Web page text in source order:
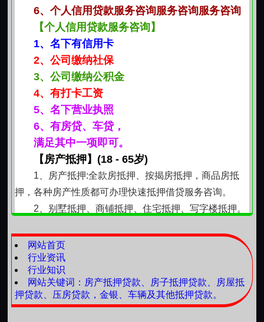
所有涉及的材料类型、登记要求、周期节点，均以
乌鲁木齐现行规范为基准，不夸大效力，不模糊表述。
过程中如遇政策微调或材料细节需完善，会及时同步说
明原因与调整方向，确保信息对称。不承诺无法兑现的
结果，但坚持把已知情况讲清楚、把能做的事做到位。
用好已有资源，也是理性生活的体现
房产不只是居所，更是多年积累的实物载体。在需
要时将其转化为可用资源，并非无奈之举，而是对资产
价值的务实运用。许多朋友正是通过一次清晰规划，缓
解了阶段性压力，也为后续安排腾出了更多余地。关键
不在“借”，而在于“理”理清需求、理顺步骤、理出节奏。
乌鲁木齐的四季分明，生活节奏也自有章法。资金
问题同样如此，不必强求速解，但求路径可靠、过程踏
可托。
6、个人信用贷款服务咨询服务咨询服务咨询
【个人信用贷款服务咨询】
1、名下有信用卡
2、公司缴纳社保
3、公司缴纳公积金
4、有打卡工资
5、名下营业执照
6、有房贷、车贷，
满足其中一项即可。
【房产抵押】(18 - 65岁)
1、房产抵押:全款房抵押、按揭房抵押，商品房抵
押，各种房产性质都可办理快速抵押借贷服务咨询。
2、别墅抵押、商铺抵押、住宅抵押、写字楼抵押。
4、无前期费用、随借随还。
所需资料: 房产证、身份证、户口本、结婚证
业务类型: 房屋抵押，当**
【车辆抵押】
1、押车资金咨询；本人车、公司车、贷款服务咨询
网站首页
行业资讯
行业知识
网站关键词：房产抵押贷款、房子抵押贷款、房屋抵
押贷款、压房贷款，金银、车辆及其他抵押贷款。